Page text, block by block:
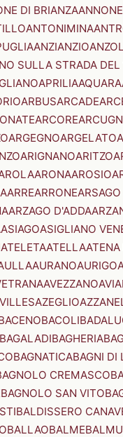
DI BRIANZA
ANTONIMINA
ANZIANZIO
SULLA STRADA
APRILIAAQUARA
ARBUSARCADE
ARCORE
ARGEGNOARGELATO
ARIGNANOARITZO
ARONAAROSIO
ARREARRONE
ARZAGO D'ADDA
ASIAGOASIGLIANO
ATELETAATELLA
AURANOAURIGO
AVEZZANO
AZEGLIO
BACOLI
BAGALADIBAGHERIA
BAGNATICABAGNI DI
CREMASCO
BAGNOLO SAN VITO
BALDISSERO
BALLAOBALME